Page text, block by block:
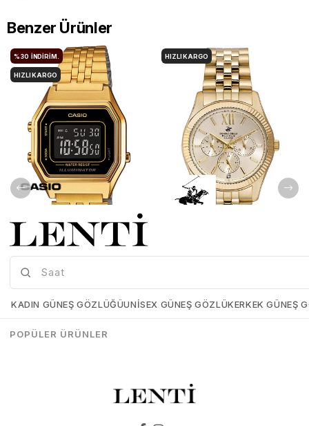
Benzer Ürünler
Casio-LA680WGA-1BDF
₺3.737,30
₺5.339,00
%30 İNDIRIM.
HIZLI KARGO
BP3082C-110
HIZLI KARGO
KADIN GÜNEŞ GÖZLÜĞÜUNISEX GÜNEŞ GÖZLÜKERKEK GÜNEŞ
POPÜLER ÜRÜNLER